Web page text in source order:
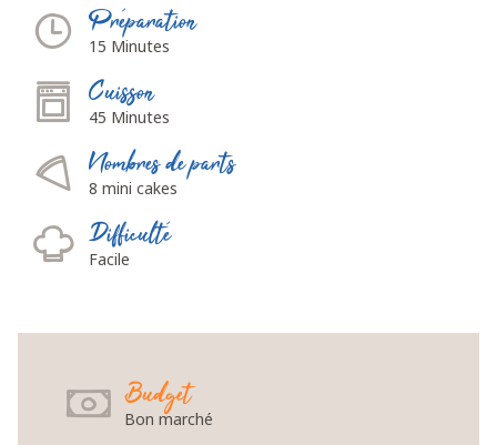
Préparation
15 Minutes
Cuisson
45 Minutes
Nombres de parts
8 mini cakes
Difficulté
Facile
Budget
Bon marché